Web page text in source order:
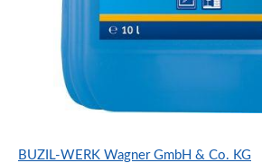
BUZIL-WERK Wagner GmbH & Co. KG